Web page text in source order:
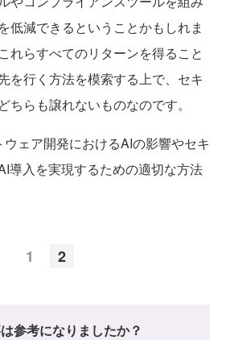
低減できるということかもしれま
れらすべてのリターンを得ること
を行く方法を模索する上で、セキ
ちらも譲れないものなのです。
ェア開発におけるAIの影響やセキ
導入を実現するための適切な方法
1 2
参考になりましたか？